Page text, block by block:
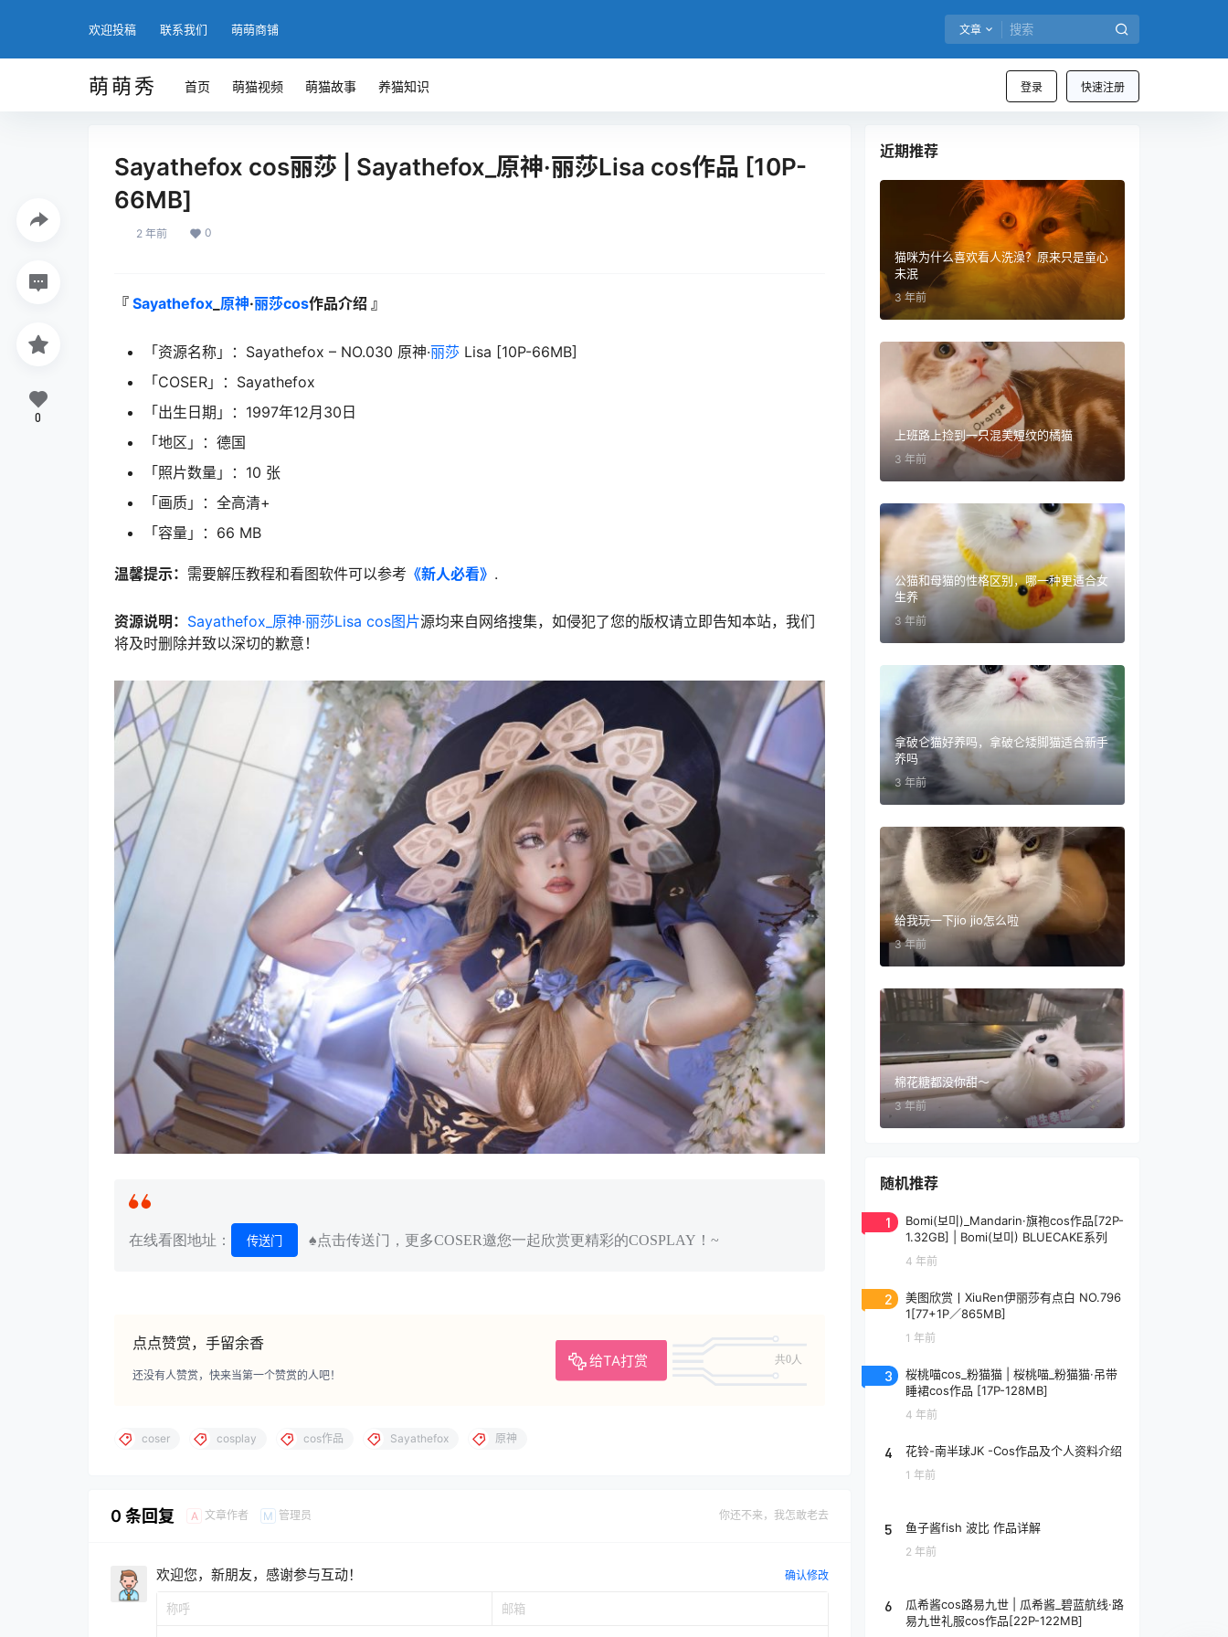
欢迎投稿 联系我们 萌萌商铺 文章
萌萌秀 登录 快速注册
首页 萌猫视频 萌猫故事 养猫知识
Sayathefox cos丽莎 | Sayathefox_原神·丽莎Lisa cos作品 [10P-
66MB]
2 年前 0
『 Sayathefox 原神·丽莎cos作品介绍 』
「资源名称」：Sayathefox – NO.030 原神·丽莎 Lisa [10P-66MB]
「COSER」：Sayathefox
「出生日期」：1997年12月30日
「地区」：德国
「照片数量」：10 张
「画质」：全高清+
「容量」：66 MB
温馨提示： 需要解压教程和看图软件可以参考 《新人必看》 .
资源说明： Sayathefox_原神·丽莎Lisa cos图片源均来自网络搜集，如侵犯了您的版权请立即告知本站，我们
将及时删除并致以深切的歉意！
在线看图地址： 传送门 ♠点击传送门，更多COSER邀您一起欣赏更精彩的COSPLAY！~
点点赞赏，手留余香
给TA打赏 共0人
还没有人赞赏，快来当第一个赞赏的人吧！
0
coser cosplay cos作品 Sayathefox 原神
0 条回复 A 文章作者 M 管理员 你还不来，我怎敢老去
欢迎您，新朋友，感谢参与互动！ 确认修改
近期推荐
猫咪为什么喜欢看人洗澡？原来只是童心
未泯
3 年前
上班路上捡到一只混美短纹的橘猫
3 年前
公猫和母猫的性格区别，哪一种更适合女
生养
3 年前
拿破仑猫好养吗，拿破仑矮脚猫适合新手
养吗
3 年前
给我玩一下jio jio怎么啦
3 年前
棉花糖都没你甜～
3 年前
随机推荐
1
Bomi(보미)_Mandarin·旗袍cos作品[72P-
1.32GB] | Bomi(보미) BLUECAKE系列
4 年前
2
美图欣赏丨XiuRen伊丽莎有点白 NO.796
1[77+1P／865MB]
1 年前
3
桜桃喵cos_粉猫猫 | 桜桃喵_粉猫猫·吊带
睡裙cos作品 [17P-128MB]
4 年前
4 花铃-南半球JK -Cos作品及个人资料介绍
1 年前
5 鱼子酱fish 波比 作品详解
2 年前
6
瓜希酱cos路易九世 | 瓜希酱_碧蓝航线·路
易九世礼服cos作品[22P-122MB]